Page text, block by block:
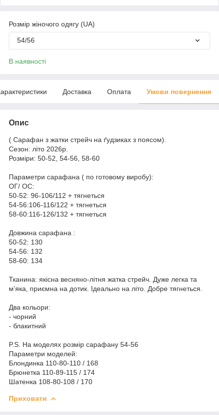
Розмір жіночого одягу (UA)
54/56
В наявності
Доставка Оплата Умови повернення
Опис
( Сарафан з жатки стрейч на ґудзиках з поясом).
Сезон: літо 2026р.
Розміри: 50-52, 54-56, 58-60
Параметри сарафана ( по готовому виробу):
ОГ/ ОС:
50-52: 96-106/112 + тягнеться
54-56:106-116/122 + тягнеться
58-60:116-126/132 + тягнеться
Довжина сарафана :
50-52: 130
54-56: 132
58-60: 134
Тканина: якісна весняно-літня жатка стрейч. Дуже легка та
мʼяка, приємна на дотик. Ідеально на літо. Добре тягнеться.
Два кольори:
- чорний
- блакитний
P.S. На моделях розмір сарафану 54-56
Параметри моделей:
Блондинка 110-80-110 / 168
Брюнетка 110-89-115 / 174
Шатенка 108-80-108 / 170
Приховати